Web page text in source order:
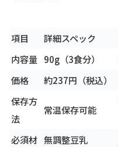
項目 詳細スペック
内容量 90g（3食分）
価格
約237円（税込）
保存方
法
常温保存可能
必須材 無調整豆乳